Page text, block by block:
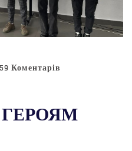
59 Коментарів
ГЕРОЯМ
ГЕРОЯМ